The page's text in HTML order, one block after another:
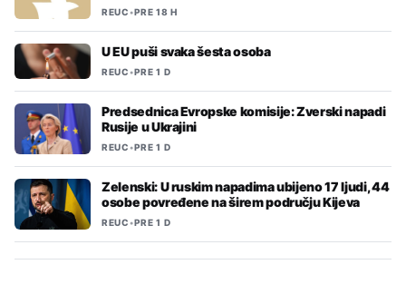
REUC•PRE 18 H
U EU puši svaka šesta osoba
REUC•PRE 1 D
Predsednica Evropske komisije: Zverski napadi
Rusije u Ukrajini
REUC•PRE 1 D
Zelenski: U ruskim napadima ubijeno 17 ljudi, 44
osobe povređene na širem području Kijeva
REUC•PRE 1 D